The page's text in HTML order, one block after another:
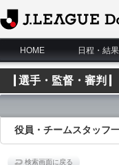
J.League Data Site
HOME
日程・結果
選手・監督・審判
役員・チームスタッフ
検索画面に戻る